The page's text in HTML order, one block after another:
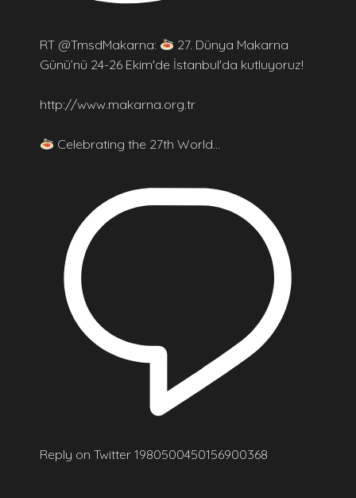
RT @TmsdMakarna:
27. Dünya Makarna
Günü’nü 24-26 Ekim'de İstanbul'da kutluyoruz!
http://www.makarna.org.tr
Celebrating the 27th World…
Reply on Twitter 1980500450156900368